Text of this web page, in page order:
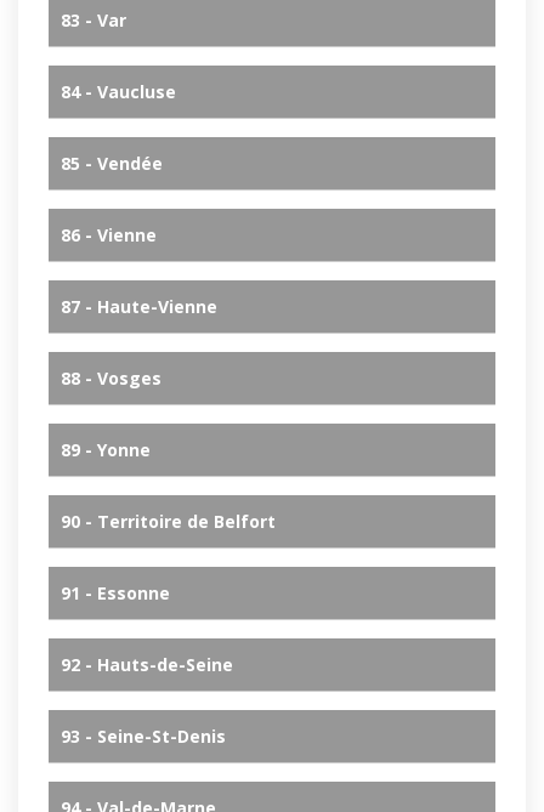
83 - Var
84 - Vaucluse
85 - Vendée
86 - Vienne
87 - Haute-Vienne
88 - Vosges
89 - Yonne
90 - Territoire de Belfort
91 - Essonne
92 - Hauts-de-Seine
93 - Seine-St-Denis